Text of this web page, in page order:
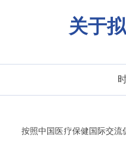
关于
按照中国医疗保健国际交